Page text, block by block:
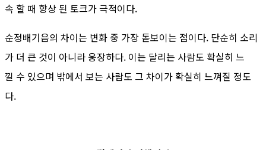
속 할 때 향상 된 토크가 극적이다.
순정배기음의 차이는 변화 중 가장 돋보이는 점이다. 단순히 소리
가 더 큰 것이 아니라 웅장하다. 이는 달리는 사람도 확실히 느
낄 수 있으며 밖에서 보는 사람도 그 차이가 확실히 느껴질 정도
다.